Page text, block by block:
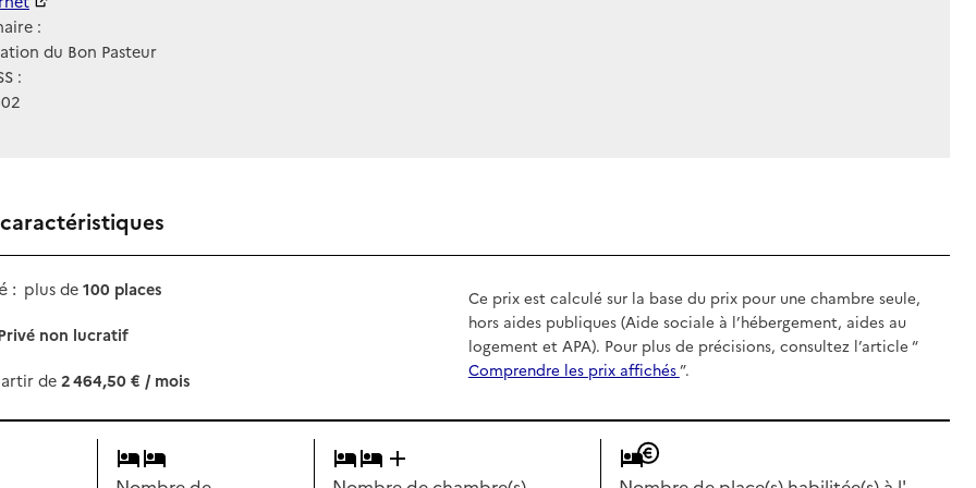
:
du Bon Pasteur
:
: plus de 100 places
non lucratif
de 2 464,50 € / mois
Ce prix est calculé sur la base du prix pour une chambre seule,
hors aides publiques (Aide sociale à l’hébergement, aides au
logement et APA). Pour plus de précisions, consultez l’article “
Comprendre les prix affichés”.